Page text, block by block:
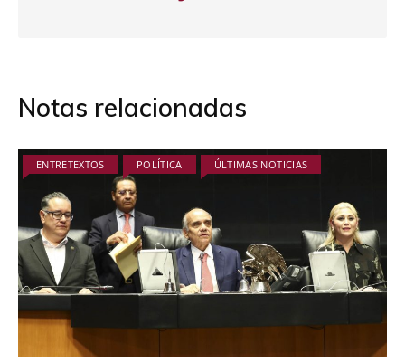
Notas relacionadas
ENTRETEXTOS POLÍTICA ÚLTIMAS NOTICIAS